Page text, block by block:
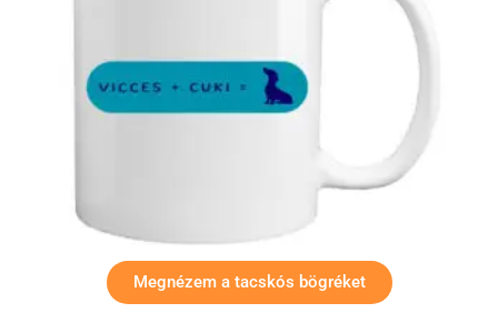
Megnézem a tacskós bögréket